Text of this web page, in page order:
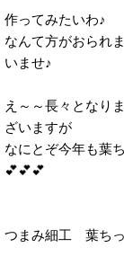
作ってみたいわ♪
なんて方がおられ
いませ♪
え～～長々となり
ざいますが
なにとぞ今年も葉
💕💕💕
つまみ細工 葉ち